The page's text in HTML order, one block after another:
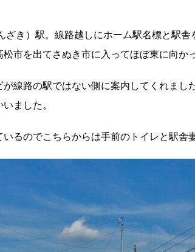
ざき）駅。線路越しにホーム駅名標と駅
市を出てさぬき市に入ってほぼ東に向か
線路の駅ではない側に案内してくれまし
ました。
るのでこちらからは手前のトイレと駅舎